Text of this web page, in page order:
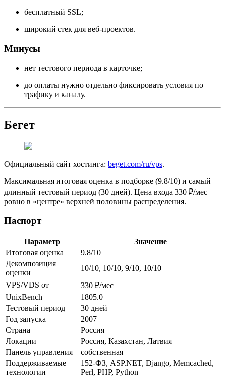
бесплатный SSL;
широкий стек для веб-проектов.
Минусы
нет тестового периода в карточке;
до оплаты нужно отдельно фиксировать условия по
трафику и каналу.
Бегет
Официальный сайт хостинга: beget.com/ru/vps.
Максимальная итоговая оценка в подборке (9.8/10) и самый
длинный тестовый период (30 дней). Цена входа 330 ₽/мес —
ровно в «центре» верхней половины распределения.
Паспорт
Параметр
Значение
Итоговая оценка
9.8/10
Декомпозиция
оценки
10/10, 10/10, 9/10, 10/10
VPS/VDS от
330 ₽/мес
UnixBench
1805.0
Тестовый период
30 дней
Год запуска
2007
Страна
Россия
Локации
Россия, Казахстан, Латвия
Панель управления
собственная
Поддерживаемые
технологии
152-ФЗ, ASP.NET, Django, Memcached,
Perl, PHP, Python